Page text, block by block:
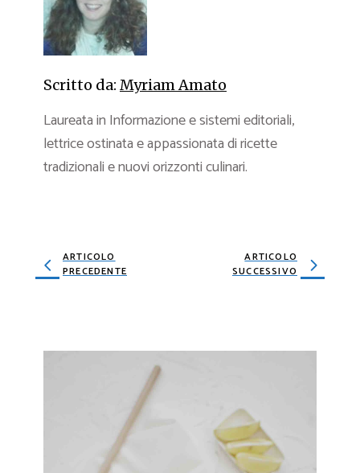
Scritto da: Myriam Amato
Laureata in Informazione e sistemi editoriali,
lettrice ostinata e appassionata di ricette
tradizionali e nuovi orizzonti culinari.
ARTICOLO
PRECEDENTE
ARTICOLO
SUCCESSIVO